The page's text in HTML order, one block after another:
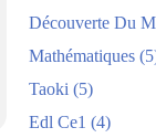
Découverte Du
Mathématiques
Taoki (5)
Edl Ce1 (4)